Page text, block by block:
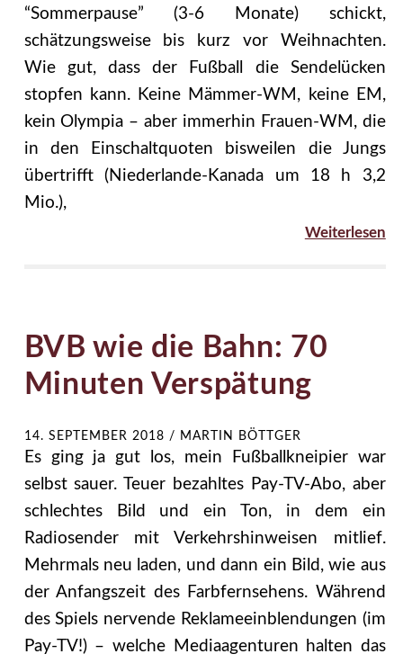
“Sommerpause” (3-6 Monate) schickt,
schätzungsweise bis kurz vor Weihnachten.
Wie gut, dass der Fußball die Sendelücken
stopfen kann. Keine Mämmer-WM, keine EM,
kein Olympia – aber immerhin Frauen-WM, die
in den Einschaltquoten bisweilen die Jungs
übertrifft (Niederlande-Kanada um 18 h 3,2
Mio.),
Weiterlesen
BVB wie die Bahn: 70
Minuten Verspätung
14. SEPTEMBER 2018 / MARTIN BÖTTGER
Es ging ja gut los, mein Fußballkneipier war
selbst sauer. Teuer bezahltes Pay-TV-Abo, aber
schlechtes Bild und ein Ton, in dem ein
Radiosender mit Verkehrshinweisen mitlief.
Mehrmals neu laden, und dann ein Bild, wie aus
der Anfangszeit des Farbfernsehens. Während
des Spiels nervende Reklameeinblendungen (im
Pay-TV!) – welche Mediaagenturen halten das